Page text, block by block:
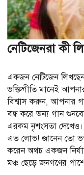
নেটিজেনরা কী
একজন নেটিজেন
ভক্তিগীতি মানেই
বিশ্বাস করুন, আপনার
বন্ধ করে অন্য গান
এরকম নৃশংসতা
এত লোভ! জানেন তো
করেন অথচ একজন
মঞ্চ ছেড়ে জনগণের